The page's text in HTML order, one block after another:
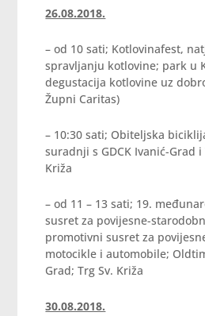
26.08.2018.
– od 10 sati; Kotlovinafest,
spravljanju kotlovine; park u
degustacija kotlovine uz
Župni Caritas)
– 10:30 sati; Obiteljska
suradnji s GDCK Ivanić-Grad
Križa
– od 11 – 13 sati; 19.
susret za povijesne-
promotivni susret za
motocikle i automobile;
Grad; Trg Sv. Križa
30.08.2018.